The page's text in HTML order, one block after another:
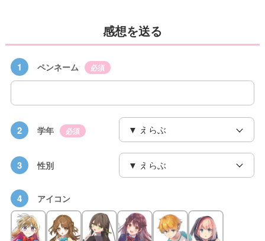
感想を送る
1 ペンネーム 必須
2 学年 必須
3 性別
4 アイコン